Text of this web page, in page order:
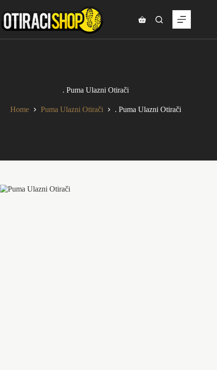
to
content
Shopping
. Puma Ulazni Otirači
Home Puma Ulazni Otirači . Puma Ulazni Otirači